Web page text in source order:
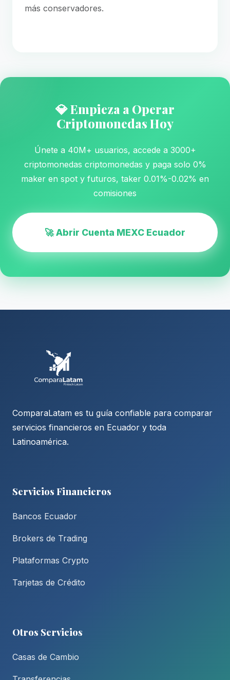
más conservadores.
💎 Empieza a Operar
Criptomonedas Hoy
Únete a 40M+ usuarios, accede a 3000+
criptomonedas criptomonedas y paga solo 0%
maker en spot y futuros, taker 0.01%-0.02% en
comisiones
🚀 Abrir Cuenta MEXC Ecuador
ComparaLatam es tu guía confiable para comparar
servicios financieros en Ecuador y toda
Latinoamérica.
Servicios Financieros
Bancos Ecuador
Brokers de Trading
Plataformas Crypto
Tarjetas de Crédito
Otros Servicios
Casas de Cambio